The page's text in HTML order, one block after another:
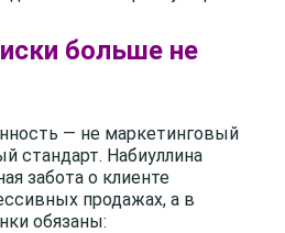
больше не
— не маркетинговый
стандарт. Набиуллина
забота о клиенте
продажах, а в
обязаны: